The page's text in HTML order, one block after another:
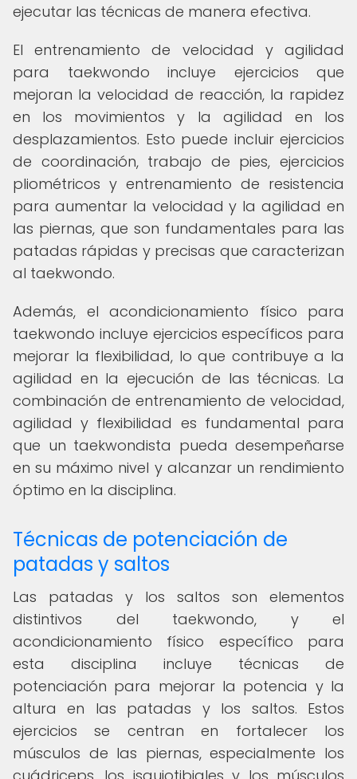
ejecutar las técnicas de manera efectiva.
El entrenamiento de velocidad y agilidad
para taekwondo incluye ejercicios que
mejoran la velocidad de reacción, la rapidez
en los movimientos y la agilidad en los
desplazamientos. Esto puede incluir ejercicios
de coordinación, trabajo de pies, ejercicios
pliométricos y entrenamiento de resistencia
para aumentar la velocidad y la agilidad en
las piernas, que son fundamentales para las
patadas rápidas y precisas que caracterizan
al taekwondo.
Además, el acondicionamiento físico para
taekwondo incluye ejercicios específicos para
mejorar la flexibilidad, lo que contribuye a la
agilidad en la ejecución de las técnicas. La
combinación de entrenamiento de velocidad,
agilidad y flexibilidad es fundamental para
que un taekwondista pueda desempeñarse
en su máximo nivel y alcanzar un rendimiento
óptimo en la disciplina.
Técnicas de potenciación de
patadas y saltos
Las patadas y los saltos son elementos
distintivos del taekwondo, y el
acondicionamiento físico específico para
esta disciplina incluye técnicas de
potenciación para mejorar la potencia y la
altura en las patadas y los saltos. Estos
ejercicios se centran en fortalecer los
músculos de las piernas, especialmente los